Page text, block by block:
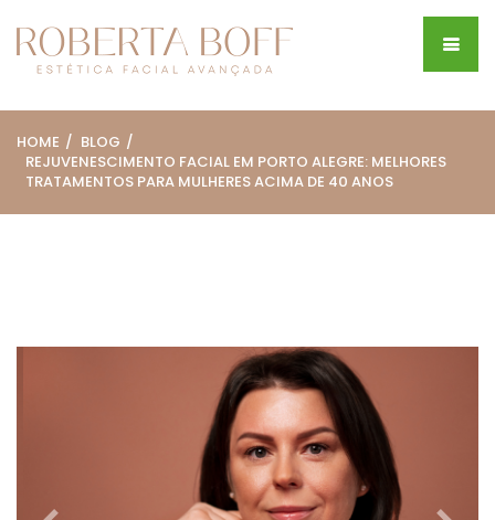
HOME
BLOG
REJUVENESCIMENTO FACIAL EM PORTO ALEGRE: MELHORES
TRATAMENTOS PARA MULHERES ACIMA DE 40 ANOS